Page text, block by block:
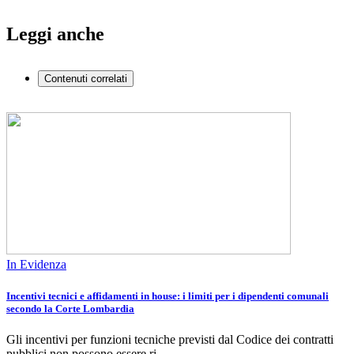
Leggi anche
Contenuti correlati
In Evidenza
Incentivi tecnici e affidamenti in house: i limiti per i dipendenti comunali
secondo la Corte Lombardia
Gli incentivi per funzioni tecniche previsti dal Codice dei contratti